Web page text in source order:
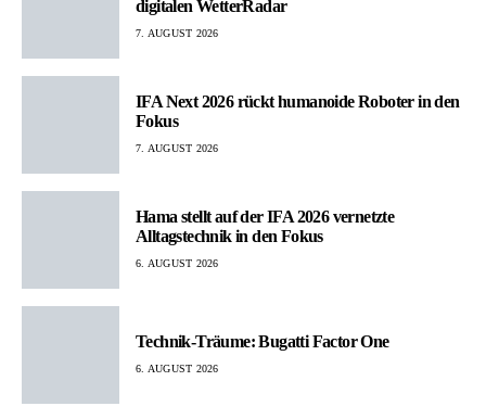
digitalen WetterRadar
7. AUGUST 2026
IFA Next 2026 rückt humanoide Roboter in den
Fokus
7. AUGUST 2026
Hama stellt auf der IFA 2026 vernetzte
Alltagstechnik in den Fokus
6. AUGUST 2026
Technik-Träume: Bugatti Factor One
6. AUGUST 2026